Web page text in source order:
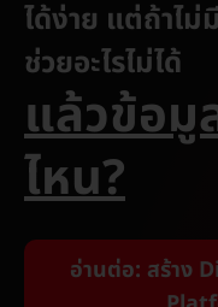
ได้ง่าย แต่ถ้าไ
ช่วยอะไรไม่ได้
แล้วข้อมู
ไหน?
อ่านต่อ: สร้าง